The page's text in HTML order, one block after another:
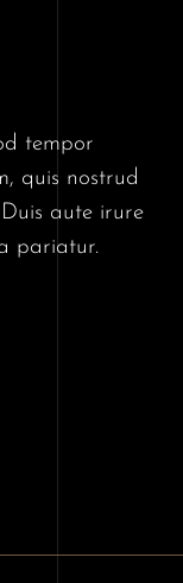
tempor
quis nostrud
aute irure
pariatur.